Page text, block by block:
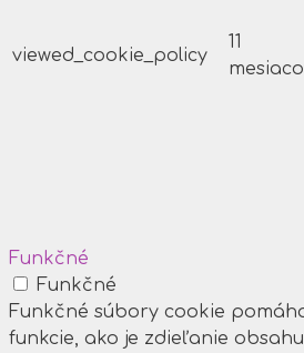
viewed_cookie_policy
11
Funkčné
Funkčné
Funkčné súbory cookie
funkcie, ako je zdieľanie